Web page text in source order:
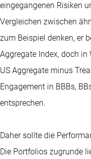
eingegangenen Risiken
Vergleichen zwischen
zum Beispiel denken, er
Aggregate Index, doch
US Aggregate minus
Engagement in BBBs,
entsprechen.
Daher sollte die
Die Portfolios zugrunde